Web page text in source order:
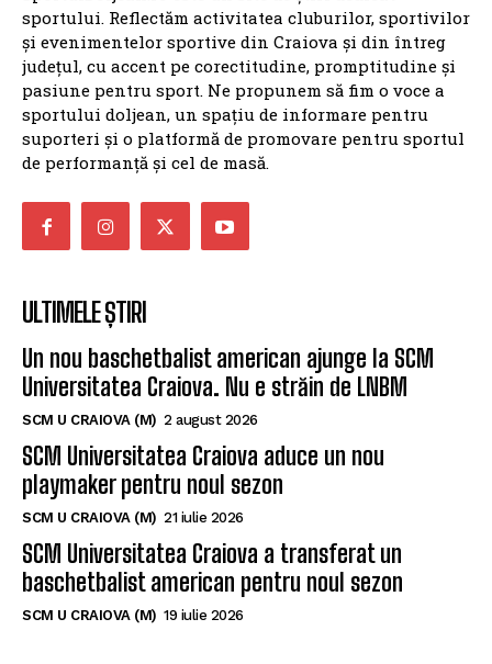
sportului. Reflectăm activitatea cluburilor, sportivilor
și evenimentelor sportive din Craiova și din întreg
județul, cu accent pe corectitudine, promptitudine și
pasiune pentru sport. Ne propunem să fim o voce a
sportului doljean, un spațiu de informare pentru
suporteri și o platformă de promovare pentru sportul
de performanță și cel de masă.
ULTIMELE ȘTIRI
Un nou baschetbalist american ajunge la SCM
Universitatea Craiova. Nu e străin de LNBM
SCM U CRAIOVA (M) 2 august 2026
SCM Universitatea Craiova aduce un nou
playmaker pentru noul sezon
SCM U CRAIOVA (M) 21 iulie 2026
SCM Universitatea Craiova a transferat un
baschetbalist american pentru noul sezon
SCM U CRAIOVA (M) 19 iulie 2026